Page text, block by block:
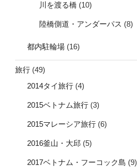
川を渡る橋 (10)
陸橋側道・アンダーパス (8)
都内駐輪場 (16)
旅行 (49)
2014タイ旅行 (4)
2015ベトナム旅行 (3)
2015マレーシア旅行 (6)
2016釜山・大邱 (5)
2017ベトナム・フーコック島 (9)